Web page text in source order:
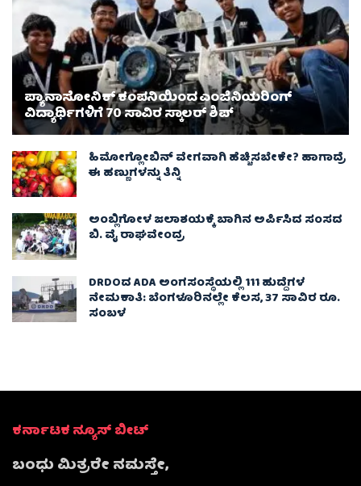
ಪ್ಯಾನಾಸೋನಿಕ್ ಕಂಪನಿಯಿಂದ ಎಂಜಿನಿಯರಿಂಗ್
ವಿದ್ಯಾರ್ಥಿಗಳಿಗೆ 70 ಸಾವಿರ ಸ್ಕಾಲರ್ ಶಿಪ್
ಹಿಮೋಗ್ಲೋಬಿನ್ ವೇಗವಾಗಿ ಹೆಚ್ಚಿಸಬೇಕೇ? ಹಾಗಾದ್ರೆ
ಈ ಹಣ್ಣುಗಳನ್ನು ತಿನ್ನಿ
ಅಂಬ್ಲಿಗೋಳ ಜಲಾಶಯಕ್ಕೆ ಬಾಗಿನ ಅರ್ಪಿಸಿದ ಸಂಸದ
ಬಿ. ವೈ ರಾಘವೇಂದ್ರ
DRDOದ ADA ಅಂಗಸಂಸ್ಥೆಯಲ್ಲಿ 111 ಹುದ್ದೆಗಳ
ನೇಮಕಾತಿ: ಬೆಂಗಳೂರಿನಲ್ಲೇ ಕೆಲಸ, 37 ಸಾವಿರ ರೂ.
ಸಂಬಳ
ಕರ್ನಾಟಕ ನ್ಯೂಸ್ ಬೀಟ್
ಬಂಧು ಮಿತ್ರರೇ ನಮಸ್ತೇ,